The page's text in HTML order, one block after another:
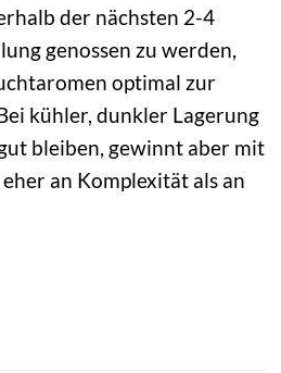
der nächsten 2-4
genossen zu werden,
optimal zur
kühler, dunkler Lagerung
bleiben, gewinnt aber mit
an Komplexität als an